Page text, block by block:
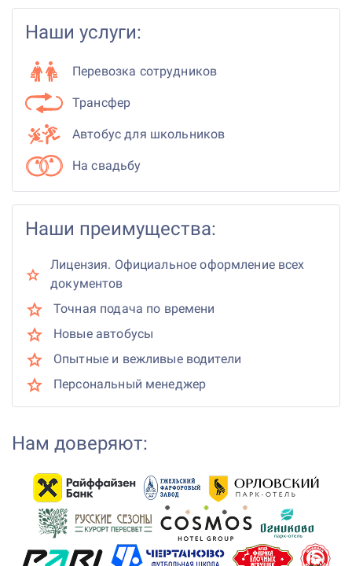
Наши услуги:
Перевозка сотрудников
Трансфер
Автобус для школьников
На свадьбу
Наши преимущества:
Лицензия. Официальное оформление всех
документов
Точная подача по времени
Новые автобусы
Опытные и вежливые водители
Персональный менеджер
Нам доверяют: